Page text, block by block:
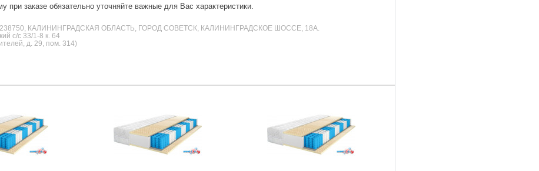
при заказе обязательно уточняйте важные для Вас характеристики.
238750, КАЛИНИНГРАДСКАЯ ОБЛАСТЬ, ГОРОД СОВЕТСК, КАЛИНИНГРАДСКОЕ ШОССЕ, 18А.
с/с 33/1-8 к. 64
д. 29, пом. 314)